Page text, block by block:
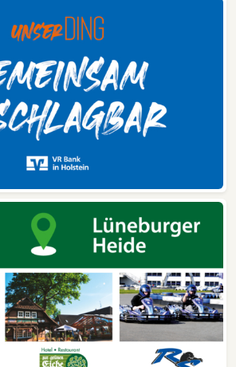
Segeberg
Tiefgarage
Tiefgaragenstellplatz
Todesfelde
transparent
Übergabe Urban
Vereinigte VR Bank
Villa WEG
WEG-Verwaltung
Wohneigentum
Zander Zentrum zuverlässig